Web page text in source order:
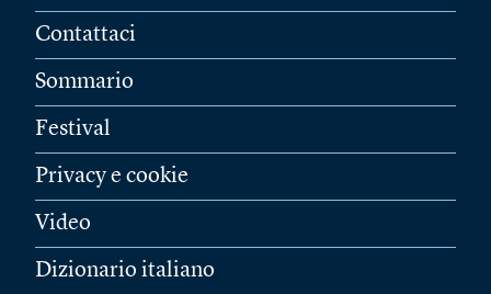
Contattaci
Sommario
Festival
Privacy e cookie
Video
Dizionario italiano